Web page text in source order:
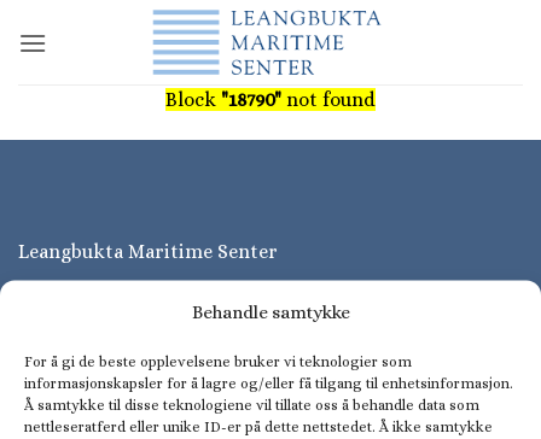
Behandle samtykke
For å gi de beste opplevelsene bruker vi teknologier som
informasjonskapsler for å lagre og/eller få tilgang til enhetsinformasjon.
Å samtykke til disse teknologiene vil tillate oss å behandle data som
nettleseratferd eller unike ID-er på dette nettstedet. Å ikke samtykke
Block "18790" not found
Leangbukta Maritime Senter
for båtbransjen, med over 7 000 kvm ustillingshaller.